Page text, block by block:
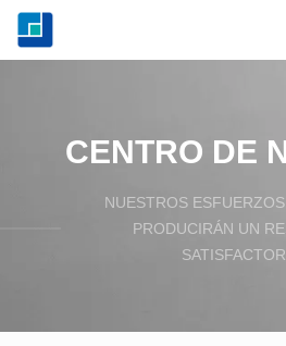
CENTRO DE
NUESTROS
PRODUCIRÁN UN